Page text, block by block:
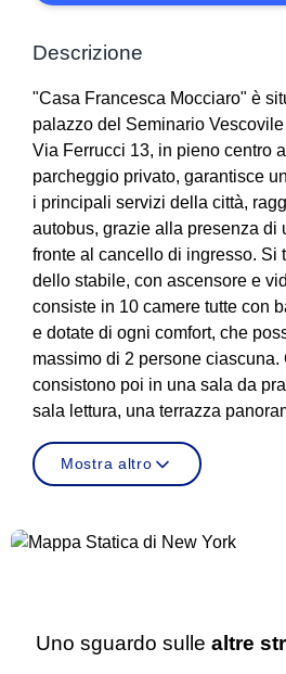
Descrizione
"Casa Francesca Mocciaro" è
palazzo del Seminario
Via Ferrucci 13, in pieno centro
parcheggio privato, garantisce
i principali servizi della città,
autobus, grazie alla presenza di
fronte al cancello di ingresso. Si
dello stabile, con ascensore e
consiste in 10 camere tutte con
e dotate di ogni comfort, che
massimo di 2 persone ciascuna.
consistono poi in una sala da
sala lettura, una terrazza
Mostra altro
Uno sguardo sulle altre